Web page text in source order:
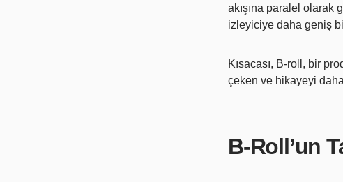
akışına paralel olarak
izleyiciye daha geniş
Kısacası, B-roll, bir
çeken ve hikayeyi
B-Roll’un